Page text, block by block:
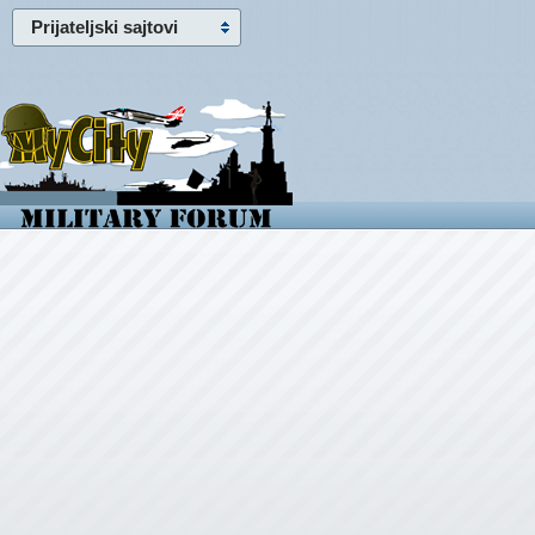
Prijateljski sajtovi